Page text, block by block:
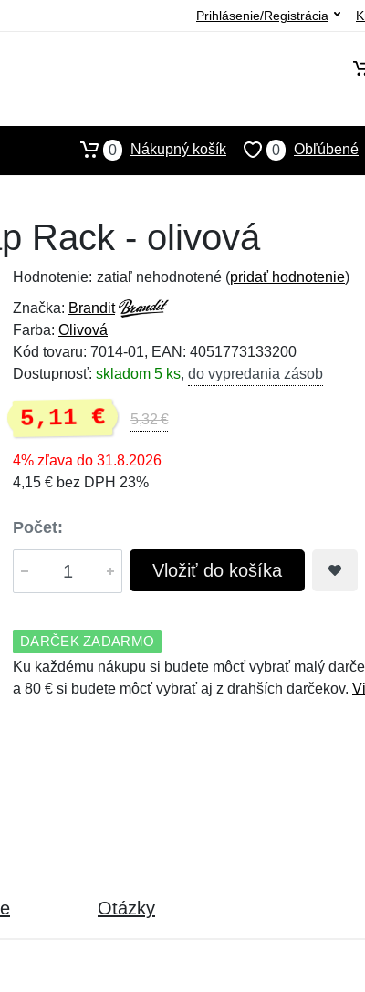
Prihlásenie/Registrácia
0 Obľúbené
0 Nákupný košík
Rack - olivová
Hodnotenie: zatiaľ nehodnotené (pridať hodnotenie)
Značka: Brandit
Farba: Olivová
Kód tovaru: 7014-01, EAN: 4051773133200
Dostupnosť: skladom 5 ks, do vypredania zásob
5,11 € 5,32 €
4% zľava do 31.8.2026
4,15 € bez DPH 23%
Počet:
Vložiť do košíka
DARČEK ZADARMO
Ku každému nákupu si budete môcť vybrať malý
a 80 € si budete môcť vybrať aj z drahších darčekov.
Otázky